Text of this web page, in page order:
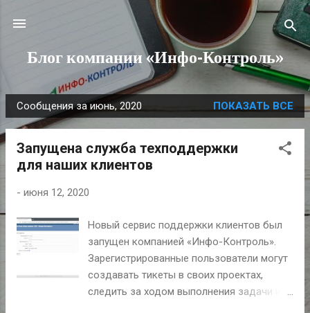
К основному контенту
Блог компании «Инфо-Контроль»
С
о
щ
Сообщения за июнь, 2020 ПОКАЗАТЬ ВСЕ
Запущена служба техподдержки
для наших клиентов
- июня 12, 2020
Новый сервис поддержки клиентов был
запущен компанией «Инфо-Контроль».
Зарегистрированные пользователи могут
создавать тикеты в своих проектах,
следить за ходом выполнения задачи и